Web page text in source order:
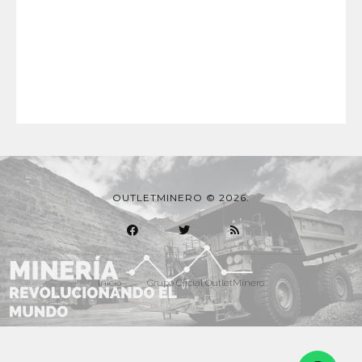
OUTLETMINERO © 2026.
Inicio Grupo Oficial OutletMinero